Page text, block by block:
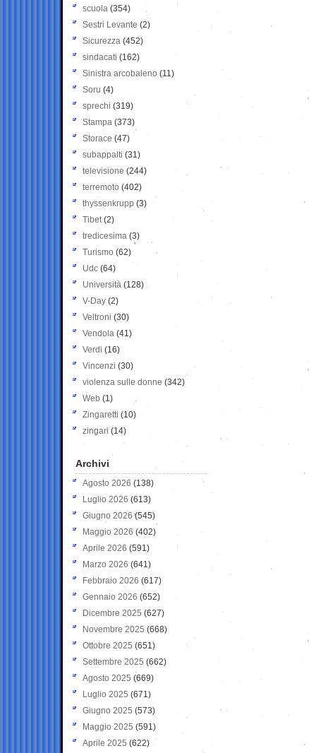
scuola (354)
Sestri Levante (2)
Sicurezza (452)
sindacati (162)
Sinistra arcobaleno (11)
Soru (4)
sprechi (319)
Stampa (373)
Storace (47)
subappalti (31)
televisione(244)
terremoto (402)
thyssenkrupp (3)
Tibet(2)
tredicesima (3)
Turismo (62)
Udc (64)
Università (128)
V-Day (2)
Veltroni (30)
Vendola (41)
Verdi (16)
Vincenzi (30)
violenza sulle donne (342)
Web (1)
Zingaretti (10)
zingari (14)
Archivi
Agosto 2026 (138)
Luglio 2026 (613)
Giugno 2026 (545)
Maggio 2026 (402)
Aprile 2026 (591)
Marzo 2026 (641)
Febbraio 2026 (617)
Gennaio 2026 (652)
Dicembre 2025 (627)
Novembre 2025 (668)
Ottobre 2025 (651)
Settembre 2025 (662)
Agosto 2025 (669)
Luglio 2025 (671)
Giugno 2025 (573)
Maggio 2025 (591)
Aprile 2025 (622)